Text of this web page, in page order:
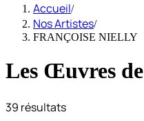
Accueil/
Nos Artistes/
FRANÇOISE NIELLY
Les Œuvres de
39 résultats